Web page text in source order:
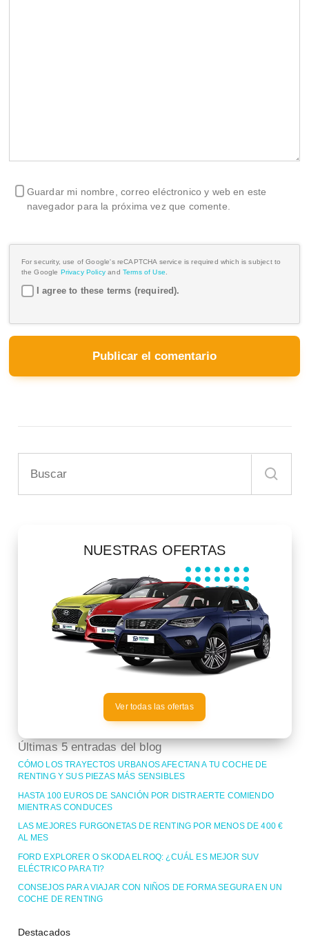
Guardar mi nombre, correo eléctronico y web en este
navegador para la próxima vez que comente.
For security, use of Google's reCAPTCHA service is required which is subject to
the Google Privacy Policy and Terms of Use
I agree to these terms (required).
NUESTRAS OFERTAS
Ver todas las ofertas
Últimas 5 entradas del blog
CÓMO LOS TRAYECTOS URBANOS AFECTAN A TU COCHE DE
RENTING Y SUS PIEZAS MÁS SENSIBLES
HASTA 100 EUROS DE SANCIÓN POR DISTRAERTE COMIENDO
MIENTRAS CONDUCES
LAS MEJORES FURGONETAS DE RENTING POR MENOS DE 400 €
AL MES
FORD EXPLORER O SKODA ELROQ: ¿CUÁL ES MEJOR SUV
ELÉCTRICO PARA TI?
CONSEJOS PARA VIAJAR CON NIÑOS DE FORMA SEGURA EN UN
COCHE DE RENTING
Destacados